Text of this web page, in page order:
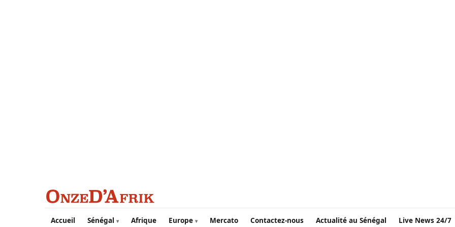
Aller au contenu principal
Accueil Sénégal Afrique Europe Mercato Contactez-nous Actualité au Sénégal Live News 24/7